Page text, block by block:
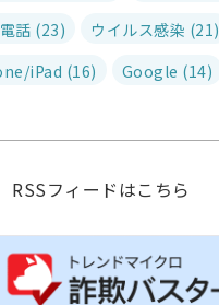
話 (23)
ウイルス感染 (21)
iPad (16)
Google (14)
RSSフィードはこちら